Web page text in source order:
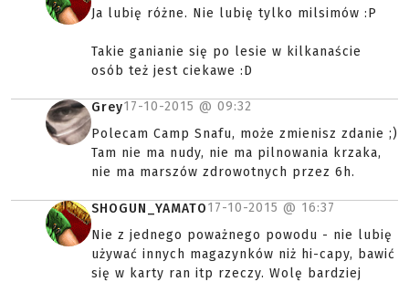
Ja lubię różne. Nie lubię tylko milsimów :P
Takie ganianie się po lesie w kilkanaście
osób też jest ciekawe :D
Grey17-10-2015 @ 09:32
Polecam Camp Snafu, może zmienisz zdanie ;)
Tam nie ma nudy, nie ma pilnowania krzaka,
nie ma marszów zdrowotnych przez 6h.
SHOGUN_YAMATO17-10-2015 @ 16:37
Nie z jednego poważnego powodu - nie lubię
używać innych magazynków niż hi-capy, bawić
się w karty ran itp rzeczy. Wolę bardziej